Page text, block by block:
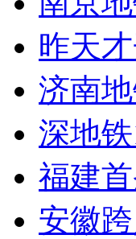
昨天
济南
深地
福建
安徽